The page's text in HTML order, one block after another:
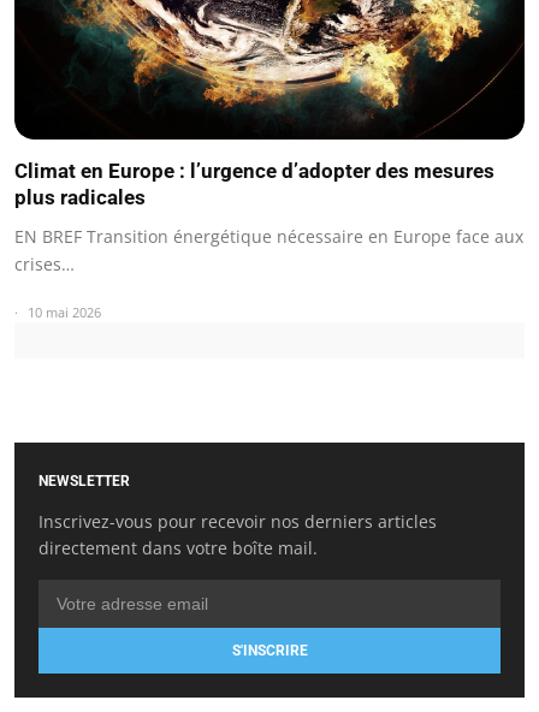
Climat en Europe : l’urgence d’adopter des mesures
plus radicales
EN BREF Transition énergétique nécessaire en Europe face aux
crises…
10 mai 2026
NEWSLETTER
Inscrivez-vous pour recevoir nos derniers articles
directement dans votre boîte mail.
S'INSCRIRE